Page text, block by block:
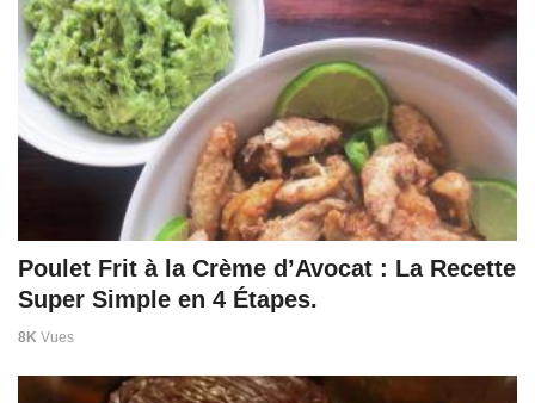
Poulet Frit à la Crème d’Avocat : La Recette
Super Simple en 4 Étapes.
8K Vues